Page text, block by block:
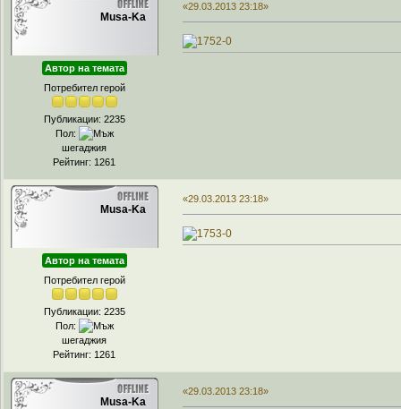
Musa-Ka
Автор на темата
Потребител герой
Публикации: 2235
Пол:
шегаджия
Рейтинг: 1261
«29.03.2013 23:18»
Musa-Ka
Автор на темата
Потребител герой
Публикации: 2235
Пол:
шегаджия
Рейтинг: 1261
«29.03.2013 23:18»
Musa-Ka
«29.03.2013 23:18»